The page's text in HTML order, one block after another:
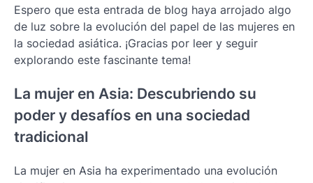
Espero que esta entrada de blog haya arrojado algo
de luz sobre la evolución del papel de las mujeres en
la sociedad asiática. ¡Gracias por leer y seguir
explorando este fascinante tema!
La mujer en Asia: Descubriendo su
poder y desafíos en una sociedad
tradicional
La mujer en Asia ha experimentado una evolución